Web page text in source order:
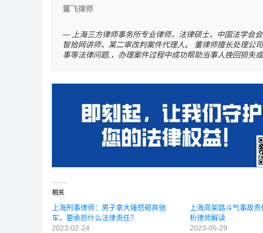
董飞律师
上海三方律师事务所专业律师，法律硕士，中国法学
智拾网讲师，某二审改判案件代理人。 董律师擅长处理公
事等法律问题.，办理案件过程中成功帮助当事人挽回损失
相关
上海刑事律师：男子拿大锤怒砸奔驰
车，要承担什么法律责任？
2023-02-24
上海高架路斗气事故
析律师解读
2023-05-29